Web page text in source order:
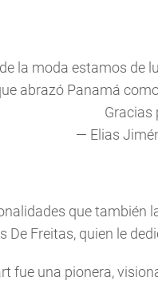
la moda estamos de
abrazó Panamá
Gracias
— Elias
que también
De Freitas, quien le
fue una pionera,